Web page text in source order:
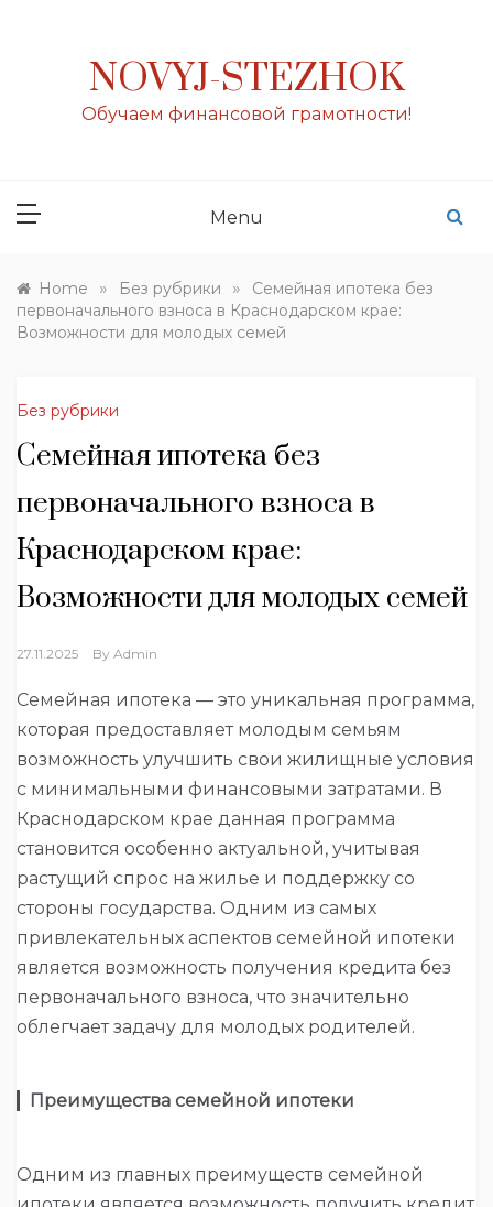
NOVYJ-STEZHOK
Обучаем финансовой грамотности!
Menu
Home » Без рубрики »
Семейная ипотека без
первоначального взноса в Краснодарском крае:
Возможности для молодых семей
Без рубрики
Семейная ипотека без
первоначального взноса в
Краснодарском крае:
Возможности для молодых семей
27.11.2025 By Admin
Семейная ипотека — это уникальная программа,
которая предоставляет молодым семьям
возможность улучшить свои жилищные условия
с минимальными финансовыми затратами. В
Краснодарском крае данная программа
становится особенно актуальной, учитывая
растущий спрос на жилье и поддержку со
стороны государства. Одним из самых
привлекательных аспектов семейной ипотеки
является возможность получения кредита без
первоначального взноса, что значительно
облегчает задачу для молодых родителей.
Преимущества семейной ипотеки
Одним из главных преимуществ семейной